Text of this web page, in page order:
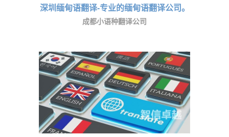
深圳缅甸语翻译-专业的缅甸语翻译公司。
成都小语种翻译公司